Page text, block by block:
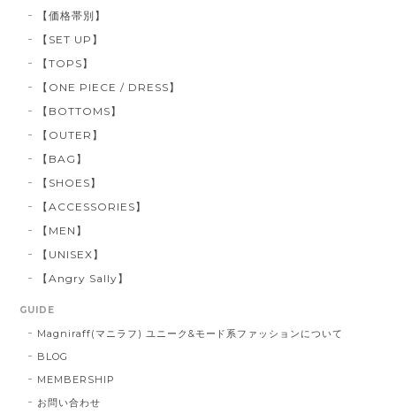
【価格帯別】
【SET UP】
【TOPS】
【ONE PIECE / DRESS】
【BOTTOMS】
【OUTER】
【BAG】
【SHOES】
【ACCESSORIES】
【MEN】
【UNISEX】
【Angry Sally】
GUIDE
Magniraff(マニラフ) ユニーク&モード系ファッションについて
BLOG
MEMBERSHIP
お問い合わせ